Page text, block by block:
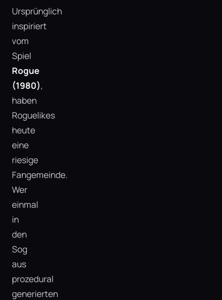
Ursprünglich
inspiriert
vom
Spiel
Rogue
(1980),
haben
Roguelikes
heute
eine
riesige
Fangemeinde.
Wer
einmal
in
den
Sog
aus
prozedural
generierten